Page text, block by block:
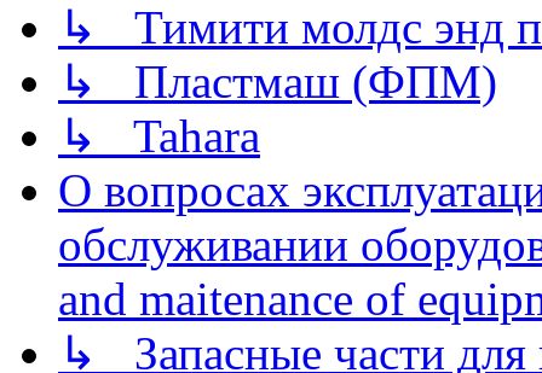
↳ Тимити молдс энд
↳ Пластмаш (ФПМ)
↳ Tahara
О вопросах
обслуживании
and maitenance of
↳ Запасные части для